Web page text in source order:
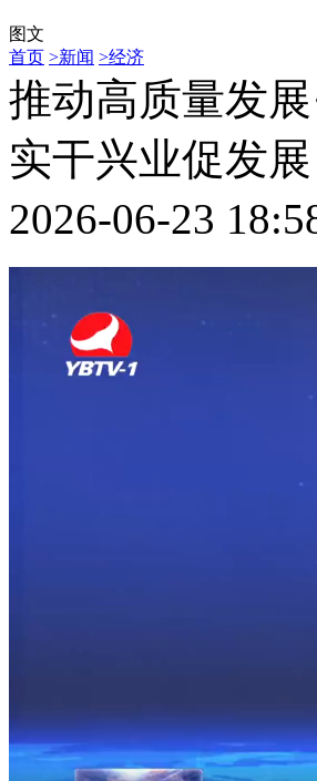
图文
首页 >新闻 >经济
推动高质量发
实干兴业促发
2026-06-23